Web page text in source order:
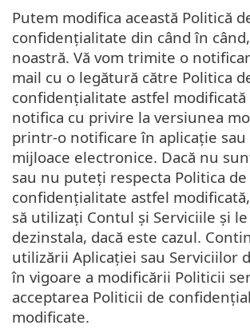
Putem modifica această Politică
confidențialitate din când în
noastră. Vă vom trimite o
mail cu o legătură către Politica
confidențialitate astfel modificată
notifica cu privire la versiunea
printr-o notificare în aplicație
mijloace electronice. Dacă nu
sau nu puteți respecta Politica de
confidențialitate astfel
să utilizați Contul și Serviciile și
dezinstala, dacă este cazul.
utilizării Aplicației sau Serviciilor
în vigoare a modificării Politicii
acceptarea Politicii de
modificate.